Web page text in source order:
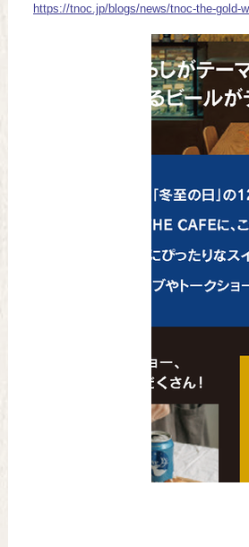
https://tnoc.jp/blogs/news/tnoc-the-gold-